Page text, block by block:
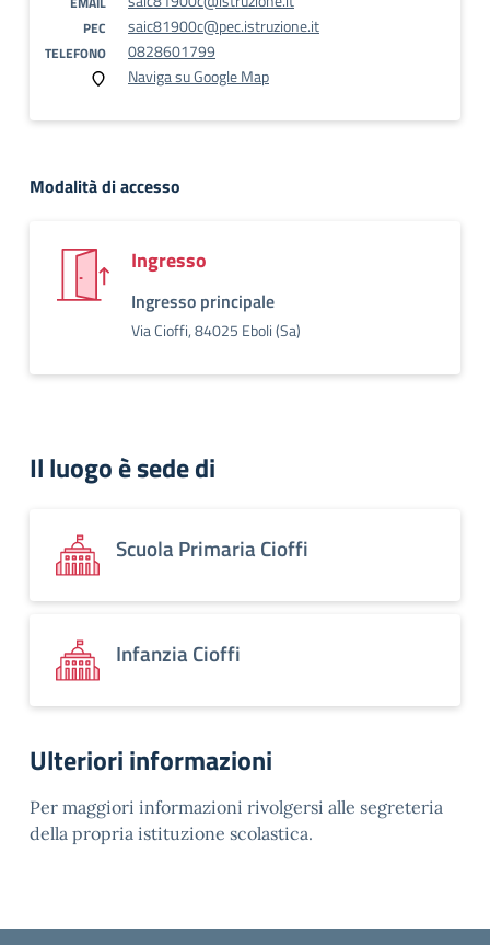
PEC saic81900c@pec.istruzione.it
TELEFONO
0828601799
Naviga su Google Map
Modalità di accesso
Ingresso
Ingresso principale
Via Cioffi, 84025 Eboli (Sa)
Il luogo è sede di
Scuola Primaria Cioffi
Infanzia Cioffi
Ulteriori informazioni
Per maggiori informazioni rivolgersi alle segreteria
della propria istituzione scolastica.